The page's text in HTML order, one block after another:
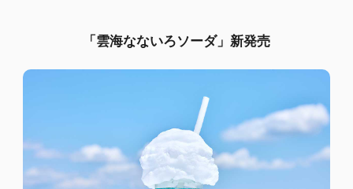
「雲海なないろソーダ」新発売